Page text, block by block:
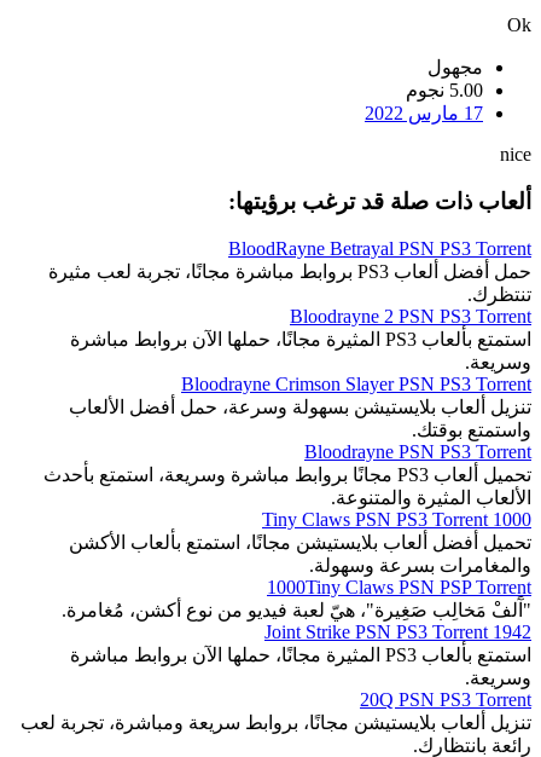
Ok
مجهول
5.00 نجوم
17 مارس 2022
nice
ألعاب ذات صلة قد ترغب برؤيتها:
BloodRayne Betrayal PSN PS3 Torrent
حمل أفضل ألعاب PS3 بروابط مباشرة مجانًا، تجربة لعب مثيرة
تنتظرك.
Bloodrayne 2 PSN PS3 Torrent
استمتع بألعاب PS3 المثيرة مجانًا، حملها الآن بروابط مباشرة
وسريعة.
Bloodrayne Crimson Slayer PSN PS3 Torrent
تنزيل ألعاب بلايستيشن بسهولة وسرعة، حمل أفضل الألعاب
واستمتع بوقتك.
Bloodrayne PSN PS3 Torrent
تحميل ألعاب PS3 مجانًا بروابط مباشرة وسريعة، استمتع بأحدث
الألعاب المثيرة والمتنوعة.
1000 Tiny Claws PSN PS3 Torrent
تحميل أفضل ألعاب بلايستيشن مجانًا، استمتع بألعاب الأكشن
والمغامرات بسرعة وسهولة.
1000Tiny Claws PSN PSP Torrent
"آَلفْ مَخالِب صَغِيرة"، هيّ لعبة فيديو من نوع أكشن، مُغامرة.
1942 Joint Strike PSN PS3 Torrent
استمتع بألعاب PS3 المثيرة مجانًا، حملها الآن بروابط مباشرة
وسريعة.
20Q PSN PS3 Torrent
تنزيل ألعاب بلايستيشن مجانًا، بروابط سريعة ومباشرة، تجربة لعب
رائعة بانتظارك.